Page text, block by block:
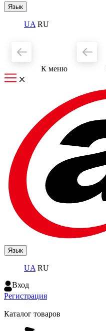
Язык
UA RU
К меню
Язык
UA RU
Вход
Регистрация
Каталог товаров